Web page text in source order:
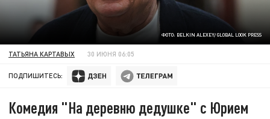
ФОТО: BELKIN ALEXEY/ GLOBAL LOOK PRESS
ТАТЬЯНА КАРТАВЫХ 30 ИЮНЯ 06:05
ПОДПИШИТЕСЬ:
Комедия "На деревню дедушке" с Юрием